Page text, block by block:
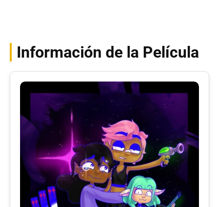
Información de la Película